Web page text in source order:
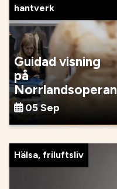
hantverk
Guidad visning
på
Norrlandsoperan
05 Sep
Hälsa, friluftsliv